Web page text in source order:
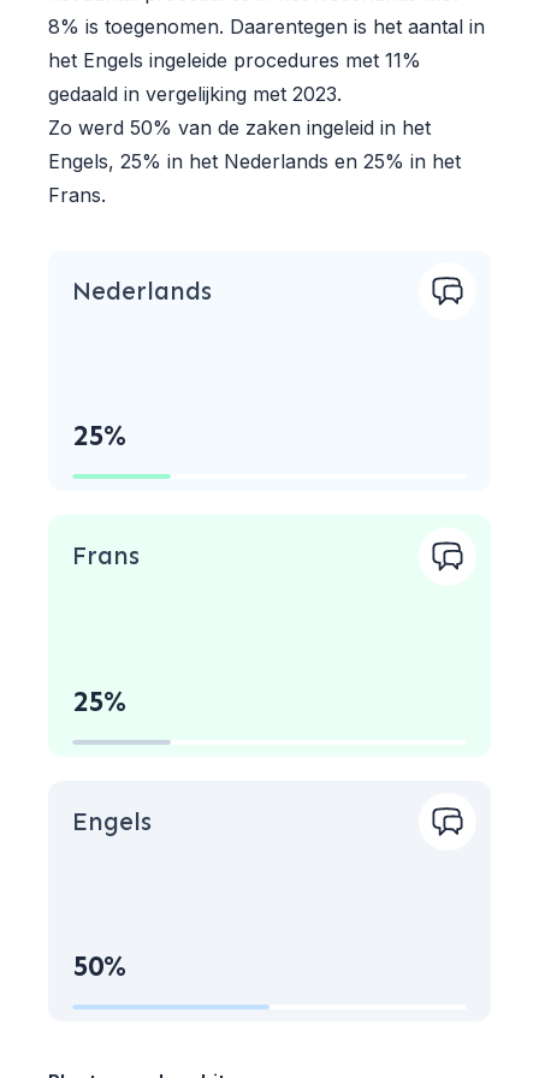
CEPANI. In 2024 bestond 23% van de
benoemde arbiters uit vrouwen, waarvan 71%
werd benoemd door het CEPANI
Benoemingscomité. Indien enkel rekening wordt
gehouden met de rechtstreekse benoemingen
door het Benoemingscomité zelf (en dus zonder
een vrouw. Daarnaast was 19% van de
benoemde arbiters jonger dan 40 jaar, waarvan
en representatieve arbitragepraktijk.
Tenslotte, blijft CEPANI zich inzetten om elk
behandelen. De statistieken van 2024
8% is toegenomen. Daarentegen is het aantal in
het Engels ingeleide procedures met 11%
gedaald in vergelijking met 2023.
Zo werd 50% van de zaken ingeleid in het
Engels, 25% in het Nederlands en 25% in het
Frans.
Nederlands
25%
Frans
25%
Engels
50%